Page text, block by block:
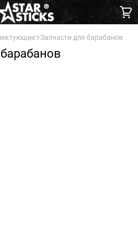
Запчасти для барабанов